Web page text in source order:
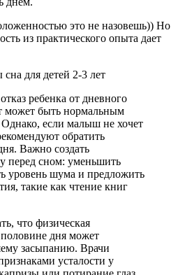
это не назовешь)) Но
из практического опыта дает
ребенка от дневного
может быть нормальным
Однако, если малыш не хочет
обратить
Важно создать
перед сном: уменьшить
уровень шума и предложить
такие как чтение книг
что физическая
дня может
засыпанию. Врачи
усталости у